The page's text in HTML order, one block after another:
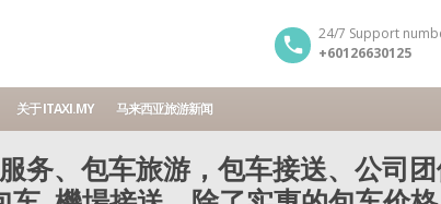
24/7 Support
+60126630125
关于 ITAXI.MY 马来西亚旅游新闻
务、包车旅游，包车接送、公司